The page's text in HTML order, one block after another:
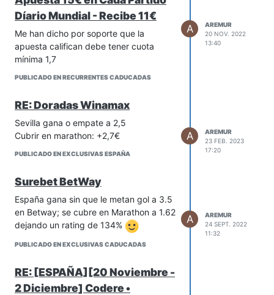
Díario Mundial - Recibe 11€
Me han dicho por soporte que la
apuesta califican debe tener cuota
mínima 1,7
PUBLICADO EN RECURRENTES CADUCADAS
A
AREMUR
20 NOV. 2022
13:40
RE: Doradas Winamax
Sevilla gana o empate a 2,5
Cubrir en marathon: +2,7€
PUBLICADO EN EXCLUSIVAS ESPAÑA
A
AREMUR
23 FEB. 2023
17:20
Surebet BetWay
España gana sin que le metan gol a 3.5
en Betway; se cubre en Marathon a 1.62
dejando un rating de 134%
PUBLICADO EN EXCLUSIVAS CADUCADAS
A
AREMUR
24 SEPT. 2022
11:32
RE: [ESPAÑA][20 Noviembre -
2 Diciembre] Codere •